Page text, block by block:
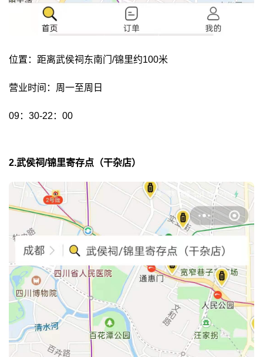
位置：距离武侯祠东南门/锦里约100米
营业时间：周一至周日
09：30-22：00
2.武侯祠/锦里寄存点（干杂店）